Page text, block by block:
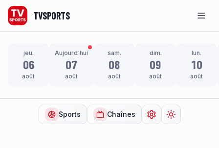
TVSPORTS
jeu.
06
août
Aujourd'hui
07
août
sam.
08
août
dim.
09
août
lun.
10
août
Sports Chaînes Ouvrir lesChanger de